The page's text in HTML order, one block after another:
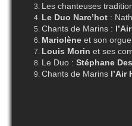
Les chanteuses
Le Duo Narc’hot :
Chants de Marins :
Mariolène et son
Louis Morin et ses
Le Duo : Stéphane
Chants de Marins l’Air